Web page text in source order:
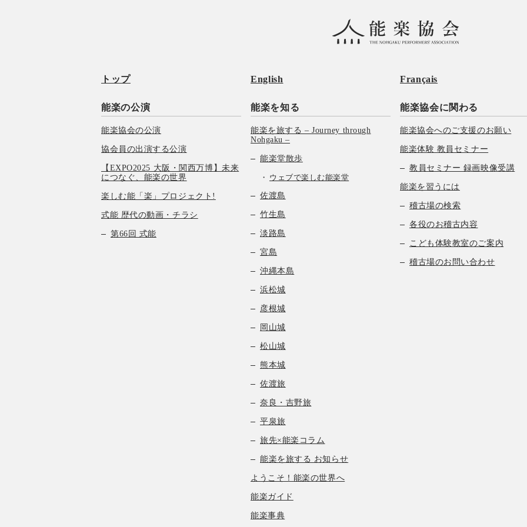
トップ English Français
能楽の公演
能楽協会の公演
協会員の出演する公演
【EXPO2025 大阪・関西万博】未来
につなぐ、能楽の世界
楽しむ能「楽」プロジェクト!
式能 歴代の動画・チラシ
第66回 式能
能楽を知る
能楽を旅する – Journey through
Nohgaku –
能楽堂散歩
ウェブで楽しむ能楽堂
佐渡島
竹生島
淡路島
宮島
沖縄本島
浜松城
彦根城
岡山城
松山城
熊本城
佐渡旅
奈良・吉野旅
平泉旅
旅先×能楽コラム
能楽を旅する お知らせ
ようこそ！能楽の世界へ
能楽ガイド
能楽事典
能楽協会に関わる
能楽協会へのご支援のお願い
能楽体験 教員セミナー
教員セミナー 録画映像受講
能楽を習うには
稽古場の検索
各役のお稽古内容
こども体験教室のご案内
稽古場のお問い合わせ